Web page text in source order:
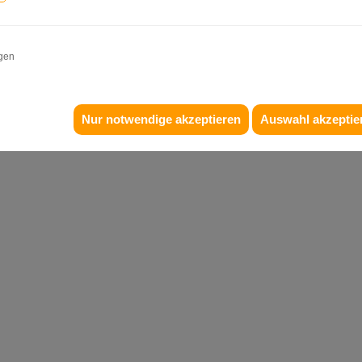
Nur notwendige akzeptieren Auswahl